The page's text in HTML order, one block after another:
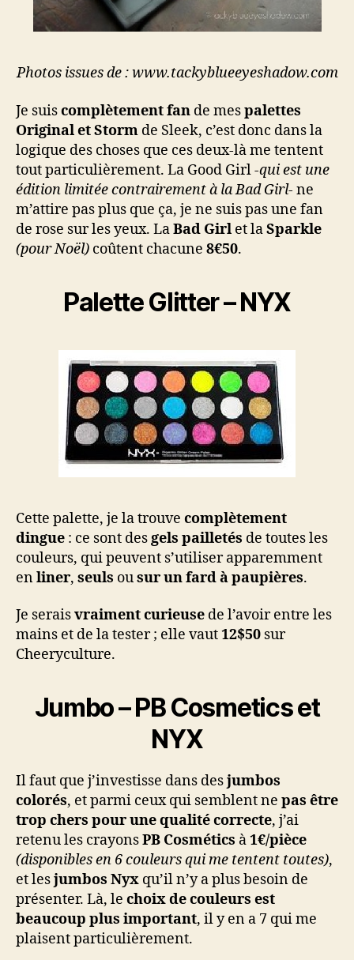
Photos issues de : www.tackyblueeyeshadow.com
Je suiscomplètement fan de mespalettes
Original et Storm de Sleek, c’est donc dans la
logique des choses que ces deux-là me tentent
tout particulièrement. La Good Girl-qui est une
édition limitée contrairement à la Bad Girl- ne
m’attire pas plus que ça, je ne suis pas une fan
de rose sur les yeux. LaBad Girl et laSparkle
(pour Noël) coûtent chacune 8€50.
Palette Glitter – NYX
Cette palette, je la trouve complètement
dingue : ce sont des gels pailletés de toutes les
couleurs, qui peuvent s’utiliser apparemment
enliner, seuls ousur un fard à paupières.
Je seraisvraiment curieuse de l’avoir entre les
mains et de la tester ; elle vaut12$50 sur
Cheeryculture.
Jumbo – PB Cosmetics et
NYX
Il faut que j’investisse dans desjumbos
colorés, et parmi ceux qui semblent ne pas être
trop chers pour une qualité correcte, j’ai
retenu les crayonsPB Cosmétics à1€/pièce
(disponibles en 6 couleurs qui me tentent toutes),
et lesjumbos Nyx qu’il n’y a plus besoin de
présenter. Là, le choix de couleurs est
beaucoup plus important, il y en a 7 qui me
plaisent particulièrement.